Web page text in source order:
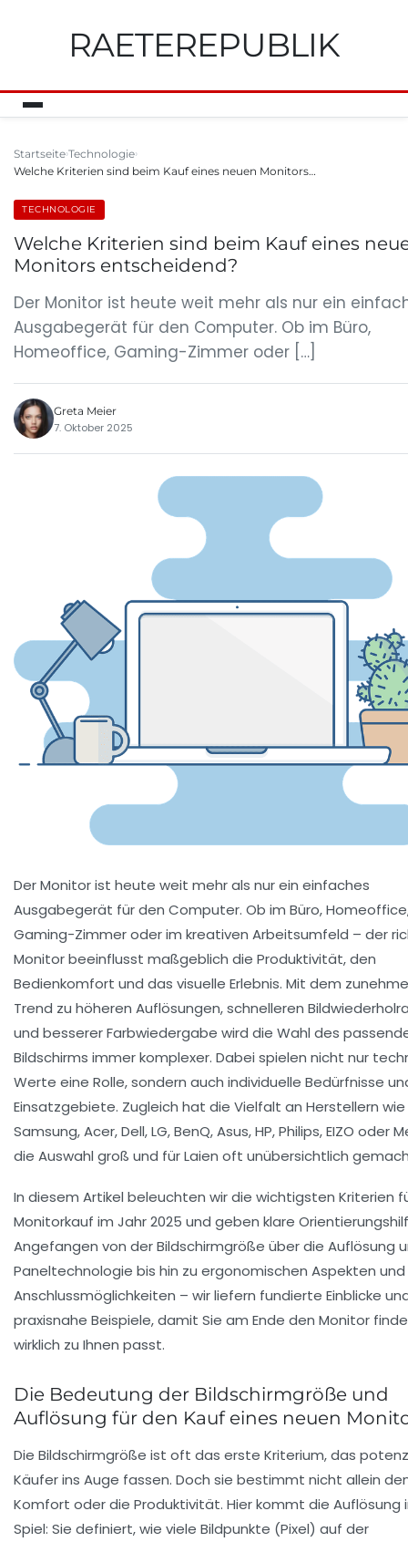
RAETEREPUBLIK
Startseite Technologie
Welche Kriterien sind beim Kauf eines neuen Monitors…
TECHNOLOGIE
Welche Kriterien sind beim Kauf eines
Monitors entscheidend?
Der Monitor ist heute weit mehr als nur ein
Ausgabegerät für den Computer. Ob im Büro,
Homeoffice, Gaming-Zimmer oder […]
Greta Meier
7. Oktober 2025
Der Monitor ist heute weit mehr als nur ein einfaches
Ausgabegerät für den Computer. Ob im Büro,
Gaming-Zimmer oder im kreativen Arbeitsumfeld – der
Monitor beeinflusst maßgeblich die Produktivität, den
Bedienkomfort und das visuelle Erlebnis. Mit dem
Trend zu höheren Auflösungen, schnelleren
und besserer Farbwiedergabe wird die Wahl des
Bildschirms immer komplexer. Dabei spielen nicht nur
Werte eine Rolle, sondern auch individuelle Bedürfnisse
Einsatzgebiete. Zugleich hat die Vielfalt an Herstellern wie
Samsung, Acer, Dell, LG, BenQ, Asus, HP, Philips, EIZO oder
die Auswahl groß und für Laien oft unübersichtlich
In diesem Artikel beleuchten wir die wichtigsten Kriterien
Monitorkauf im Jahr 2025 und geben klare
Angefangen von der Bildschirmgröße über die Auflösung
Paneltechnologie bis hin zu ergonomischen Aspekten und
Anschlussmöglichkeiten – wir liefern fundierte Einblicke
praxisnahe Beispiele, damit Sie am Ende den Monitor
wirklich zu Ihnen passt.
Die Bedeutung der Bildschirmgröße und
Auflösung für den Kauf eines neuen
Die Bildschirmgröße ist oft das erste Kriterium, das
Käufer ins Auge fassen. Doch sie bestimmt nicht allein
Komfort oder die Produktivität. Hier kommt die Auflösung
Spiel: Sie definiert, wie viele Bildpunkte (Pixel) auf der